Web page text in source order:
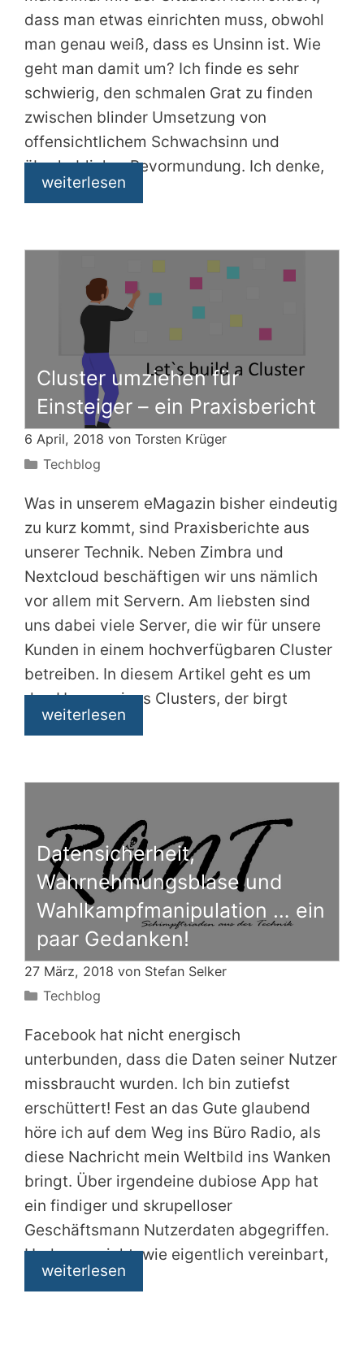
dass man etwas einrichten muss, obwohl
man genau weiß, dass es Unsinn ist. Wie
geht man damit um? Ich finde es sehr
schwierig, den schmalen Grat zu finden
zwischen blinder Umsetzung von
offensichtlichem Schwachsinn und
überheblicher Bevormundung. Ich denke,
weiterlesen
Cluster umziehen für
Einsteiger – ein Praxisbericht
6 April, 2018 von Torsten Krüger
Kategorien
Techblog
Was in unserem eMagazin bisher eindeutig
zu kurz kommt, sind Praxisberichte aus
unserer Technik. Neben Zimbra und
Nextcloud beschäftigen wir uns nämlich
vor allem mit Servern. Am liebsten sind
uns dabei viele Server, die wir für unsere
Kunden in einem hochverfügbaren Cluster
betreiben. In diesem Artikel geht es um
den Umzug eines Clusters, der birgt
weiterlesen
Datensicherheit,
Wahrnehmungsblase und
Wahlkampfmanipulation … ein
paar Gedanken!
27 März, 2018 von Stefan Selker
Kategorien
Techblog
Facebook hat nicht energisch
unterbunden, dass die Daten seiner Nutzer
missbraucht wurden. Ich bin zutiefst
erschüttert! Fest an das Gute glaubend
höre ich auf dem Weg ins Büro Radio, als
diese Nachricht mein Weltbild ins Wanken
bringt. Über irgendeine dubiose App hat
ein findiger und skrupelloser
Geschäftsmann Nutzerdaten abgegriffen.
Und zwar nicht, wie eigentlich vereinbart,
weiterlesen